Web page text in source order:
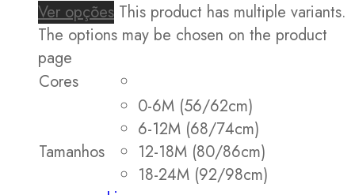
Ver opções This product has multiple variants.
The options may be chosen on the product
page
Cores
Tamanhos
0-6M (56/62cm)
6-12M (68/74cm)
12-18M (80/86cm)
18-24M (92/98cm)